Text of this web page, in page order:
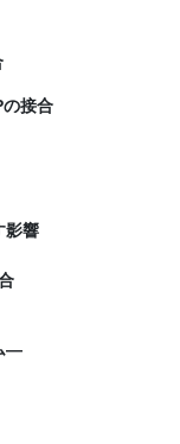
接合
影響
―